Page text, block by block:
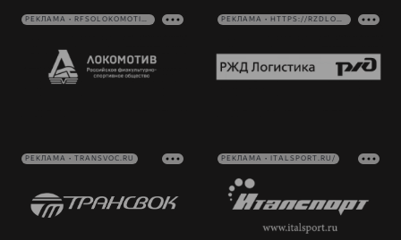
РЕКЛАМА • RFSOLOKOMOTIV.RU РЕКЛАМА • HTTPS://RZDLOG.RU/
РЕКЛАМА • TRANSVOC.RU РЕКЛАМА • ITALSPORT.RU/